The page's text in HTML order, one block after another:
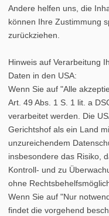
Andere helfen uns, die
können Ihre Zustimmung
zurückziehen.
Hinweis auf Verarbeitung
Daten in den USA:
Wenn Sie auf "Alle
Art. 49 Abs. 1 S. 1 lit. a
verarbeitet werden. Die
Gerichtshof als ein Land
unzureichendem
insbesondere das Risiko,
Kontroll- und zu
ohne
Wenn Sie auf "Nur
findet die vorgehend